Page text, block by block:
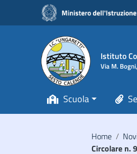
Vai ai contenuti
Vai al menu di navigazione
Vai al footer
Istituto
Via M.
Scuola
Home /
Circolare n.